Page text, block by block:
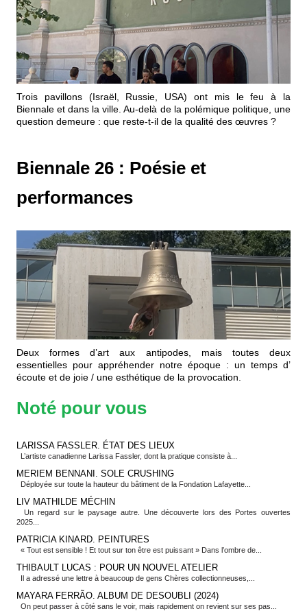
Trois pavillons (Israël, Russie, USA) ont mis le feu à la
Biennale et dans la ville. Au-delà de la polémique politique, une
question demeure : que reste-t-il de la qualité des œuvres ?
Biennale 26 : Poésie et
performances
Deux formes d’art aux antipodes, mais toutes deux
essentielles pour appréhender notre époque : un temps d’
écoute et de joie / une esthétique de la provocation.
Noté pour vous
LARISSA FASSLER. ÉTAT DES LIEUX
L’artiste canadienne Larissa Fassler, dont la pratique consiste à...
MERIEM BENNANI. SOLE CRUSHING
Déployée sur toute la hauteur du bâtiment de la Fondation Lafayette...
LIV MATHILDE MÉCHIN
Un regard sur le paysage autre. Une découverte lors des Portes ouvertes
2025...
PATRICIA KINARD. PEINTURES
« Tout est sensible ! Et tout sur ton être est puissant » Dans l’ombre de...
THIBAULT LUCAS : POUR UN NOUVEL ATELIER
Il a adressé une lettre à beaucoup de gens Chères collectionneuses,...
MAYARA FERRÃO. ALBUM DE DESOUBLI (2024)
On peut passer à côté sans le voir, mais rapidement on revient sur ses pas...